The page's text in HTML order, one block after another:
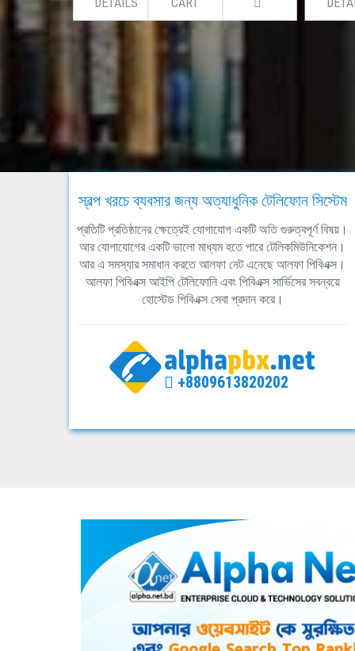
স্বল্প খরচে ব্যবসার জন্য অত্যাধুনিক টেলিফোন সিস্টেম
প্রতিটি প্রতিষ্ঠানের ক্ষেত্রেই যোগাযোগ একটি অতি গুরুত্বপূর্ণ বিষয়।
আর যোগাযোগের একটি ভালো মাধ্যম হতে পারে টেলিকমিউনিকেশন।
আর এ সমস্যার সমাধান করতে আলফা নেট এনেছে আলফা পিবিএক্স।
আলফা পিবিএক্স আইপি টেলিফোনি এবং পিবিএক্স সার্ভিসের সবন্বয়ে
হোস্টেড পিবিএক্স সেবা প্রদান করে।
+8809613820202